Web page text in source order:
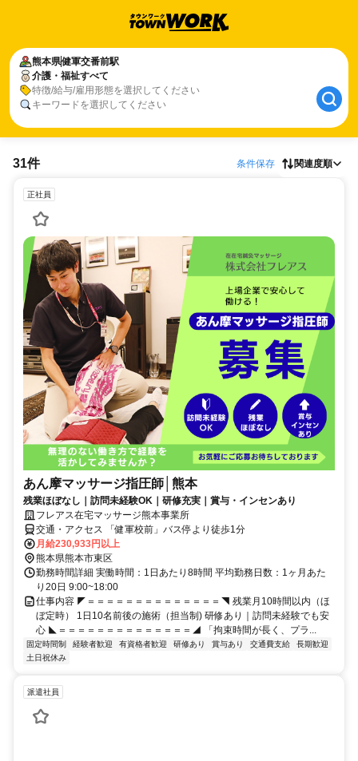
熊本県健軍交番前駅
介護・福祉すべて
特徴/給与/雇用形態を選択してください
キーワードを選択してください
31件 条件保存 関連度順
正社員
あん摩マッサージ指圧師│熊本
残業ほぼなし｜訪問未経験OK｜研修充実｜賞与・インセンあり
フレアス在宅マッサージ熊本事業所
交通・アクセス 「健軍校前」バス停より徒歩1分
月給230,933円以上
熊本県熊本市東区
勤務時間詳細 実働時間：1日あたり8時間 平均勤務日数：1ヶ月あた
り20日 9:00~18:00
仕事内容 ◤＝＝＝＝＝＝＝＝＝＝＝＝＝＝◥ 残業月10時間以内（ほ
ぼ定時） 1日10名前後の施術（担当制) 研修あり｜訪問未経験でも安
心 ◣＝＝＝＝＝＝＝＝＝＝＝＝＝＝◢ 「拘束時間が長く、プラ...
固定時間制 経験者歓迎 有資格者歓迎 研修あり 賞与あり 交通費支給
長期歓迎
土日祝休み
派遣社員